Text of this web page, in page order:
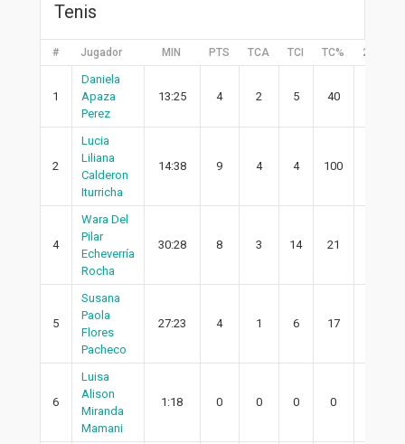
Tenis
# Jugador MIN PTS TCA TCI TC% 2PA
1
Daniela
Apaza
Perez
13:25 4 2 5 40
2
Lucia
Liliana
Calderon
Iturricha
14:38 9 4 4 100
4
Wara Del
Pilar
Echeverría
Rocha
30:28 8 3 14 21
5
Susana
Paola
Flores
Pacheco
27:23 4 1 6 17
6
Luisa
Alison
Miranda
Mamani
1:18 0 0 0 0